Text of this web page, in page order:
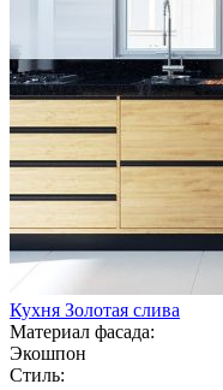
Кухня Золотая слива
Материал фасада:
Экошпон
Стиль: